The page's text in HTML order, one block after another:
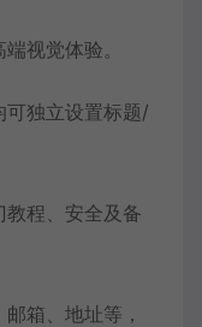
视觉体验。
可独立设置标题/
程、安全及备
箱、地址等，